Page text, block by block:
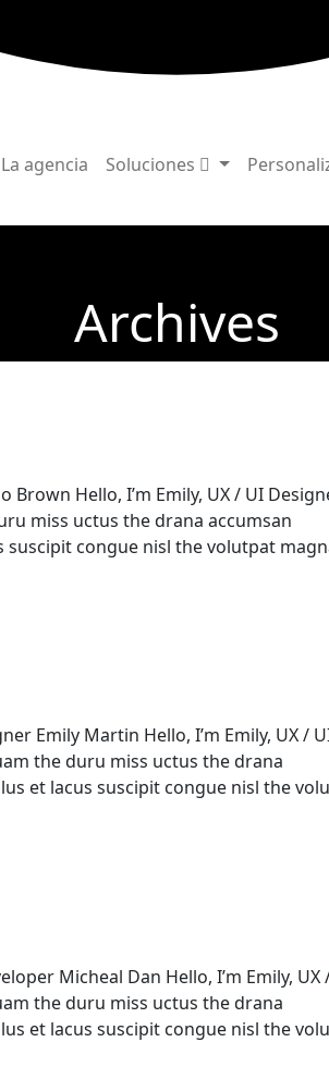
La agencia Soluciones
Archives
Hello, I’m Emily, UX / UI
miss uctus the drana accumsan
congue nisl the volutpat
Emily Martin Hello, I’m Emily, UX /
the duru miss uctus the drana
et lacus suscipit congue nisl the
Micheal Dan Hello, I’m Emily, UX
the duru miss uctus the drana
et lacus suscipit congue nisl the